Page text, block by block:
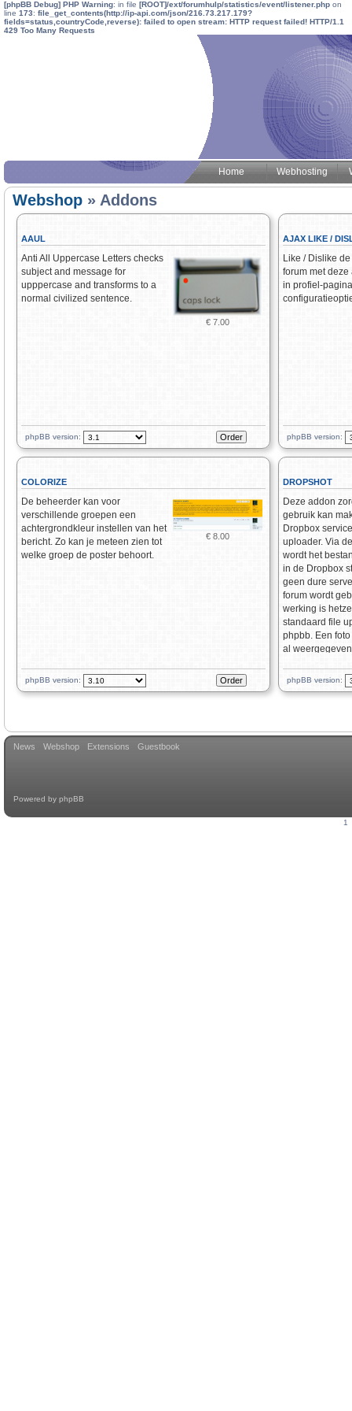
[phpBB Debug] PHP Warning: in file [ROOT]/ext/forumhulp/statistics/event/listener.php on
line 173: file_get_contents(http://ip-api.com/json/216.73.217.179?
fields=status,countryCode,reverse): failed to open stream: HTTP request failed! HTTP/1.1
429 Too Many Requests
Home Webhosting
Webshop » Addons
AAUL
Anti All Uppercase Letters checks
subject and message for
upppercase and transforms to a
normal civilized sentence.
€ 7.00
phpBB version:
AJAX LIKE /
Like / Dislike
forum met
in profiel-
phpBB version:
COLORIZE
De beheerder kan voor
verschillende groepen een
achtergrondkleur instellen van het
bericht. Zo kan je meteen zien tot
welke groep de poster behoort.
€ 8.00
phpBB version:
DROPSHOT
Deze addon
gebruik kan
Dropbox
uploader. Via
wordt het
in de Dropbox
geen dure
forum wordt
werking is
standaard file
phpbb. Een
al
phpBB version:
News Webshop Extensions Guestbook
Powered by phpBB
1